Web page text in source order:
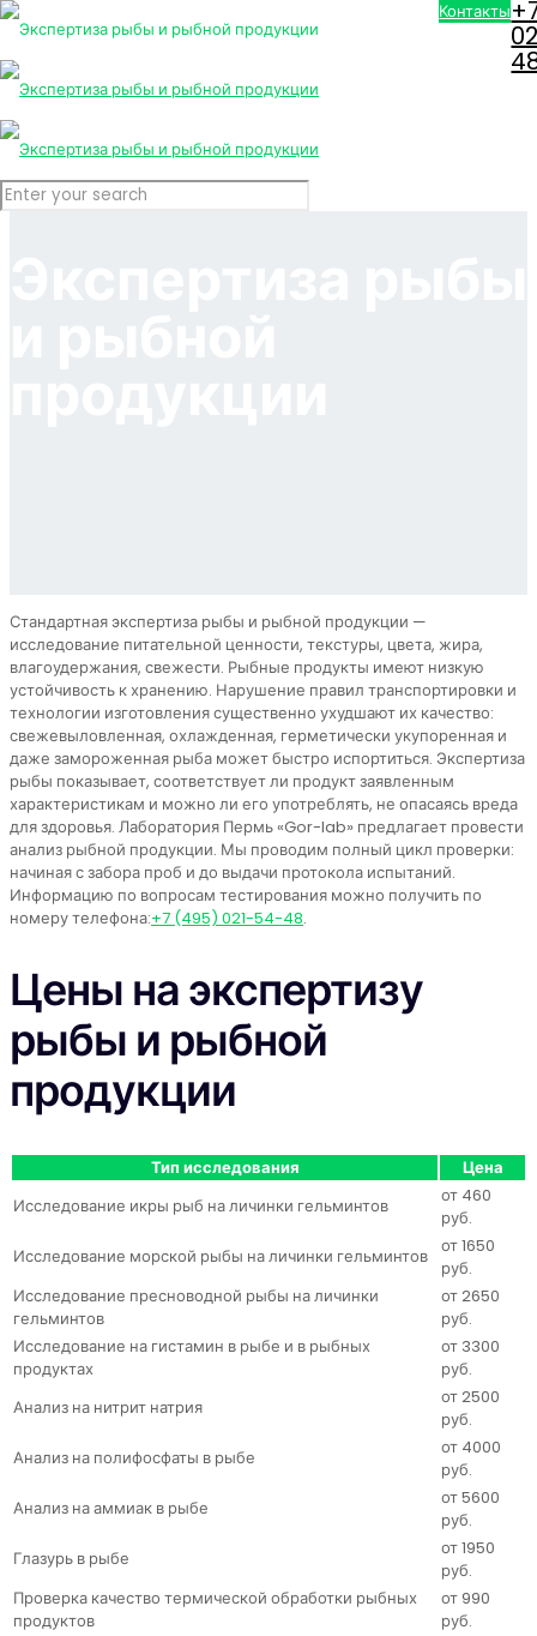
Контакты
Стандартная экспертиза рыбы и рыбной продукции —
исследование питательной ценности, текстуры, цвета, жира,
влагоудержания, свежести. Рыбные продукты имеют низкую
устойчивость к хранению. Нарушение правил транспортировки и
технологии изготовления существенно ухудшают их качество:
свежевыловленная, охлажденная, герметически укупоренная и
даже замороженная рыба может быстро испортиться. Экспертиза
рыбы показывает, соответствует ли продукт заявленным
характеристикам и можно ли его употреблять, не опасаясь вреда
для здоровья. Лаборатория Пермь «Gor-lab» предлагает провести
анализ рыбной продукции. Мы проводим полный цикл проверки:
начиная с забора проб и до выдачи протокола испытаний.
Информацию по вопросам тестирования можно получить по
номеру телефона:+7 (495) 021-54-48.
Цены на экспертизу
рыбы и рыбной
продукции
Тип исследования
Цена
Исследование икры рыб на личинки гельминтов
от 460
руб.
Исследование морской рыбы на личинки гельминтов от 1650
руб.
Исследование пресноводной рыбы на личинки
гельминтов
от 2650
руб.
Исследование на гистамин в рыбе и в рыбных
продуктах
от 3300
руб.
Анализ на нитрит натрия
от 2500
руб.
Анализ на полифосфаты в рыбе
от 4000
руб.
Анализ на аммиак в рыбе
от 5600
руб.
Глазурь в рыбе
от 1950
руб.
Проверка качество термической обработки рыбных
продуктов
от 990
руб.